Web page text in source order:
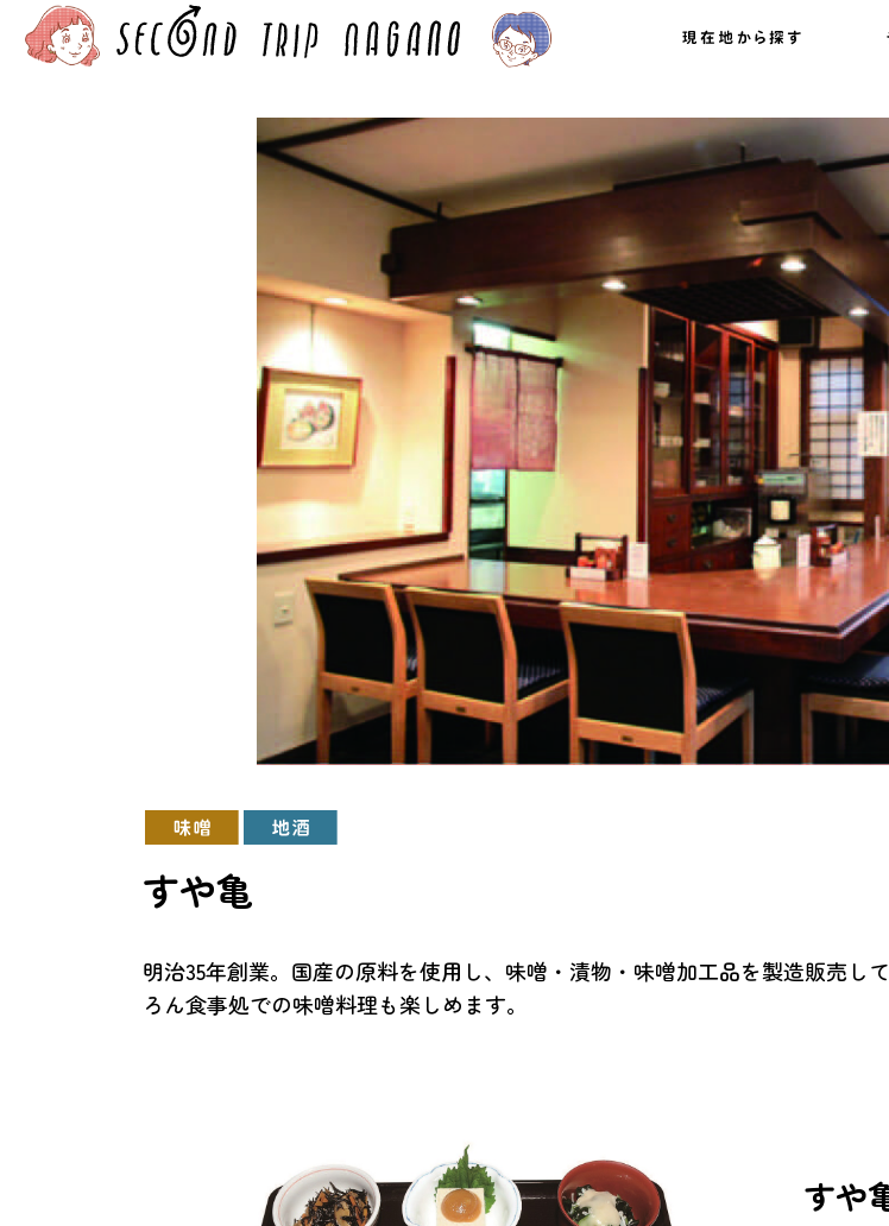
すや亀
明治35年創業。国産の原料を使用し、味噌・漬物・味噌加工品を製造販売し
ろん食事処での味噌料理も楽しめます。
すや